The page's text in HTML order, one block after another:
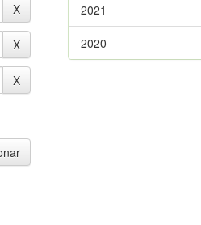
2021
2020